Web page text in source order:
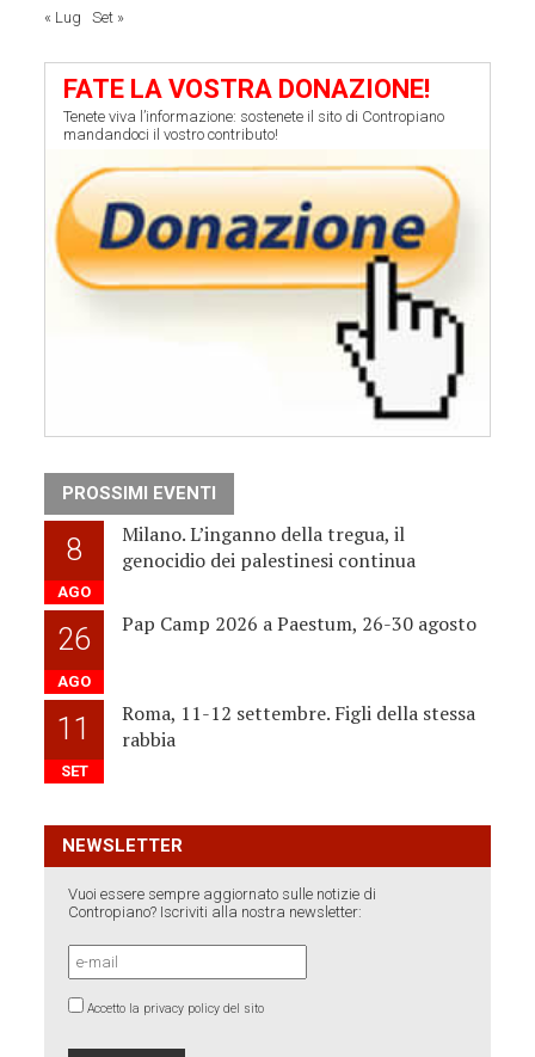
« Lug Set »
FATE LA VOSTRA DONAZIONE!
Tenete viva l’informazione: sostenete il sito di Contropiano
mandandoci il vostro contributo!
PROSSIMI EVENTI
8
AGO
Milano. L’inganno della tregua, il
genocidio dei palestinesi continua
26
AGO
Pap Camp 2026 a Paestum, 26-30 agosto
11
SET
Roma, 11-12 settembre. Figli della stessa
rabbia
NEWSLETTER
Vuoi essere sempre aggiornato sulle notizie di
Contropiano? Iscriviti alla nostra newsletter:
Accetto la privacy policy del sito